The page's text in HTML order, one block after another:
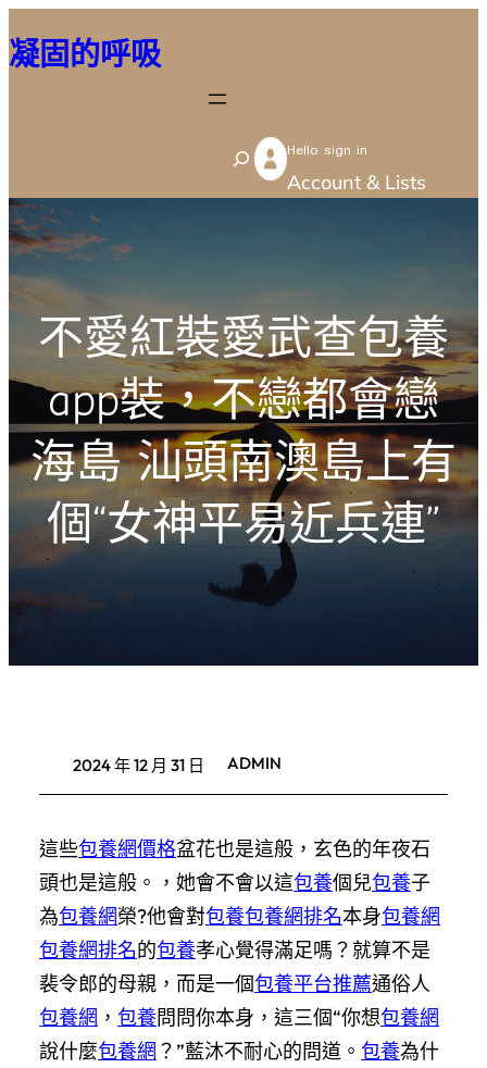
至
容
凝固的呼吸
S
e
h
Hello sign in
Account & Lists
不愛紅裝愛武查包養
app裝，不戀都會戀
海島 汕頭南澳島上有
個“女神平易近兵連”
2024 年 12 月 31 日 ADMIN
這些包養網價格盆花也是這般，玄色的年夜石
頭也是這般。，她會不會以這包養個兒包養子
為包養網榮?他會對包養包養網排名本身包養網
包養網排名的包養孝心覺得滿足嗎？就算不是
裴令郎的母親，而是一個包養平台推薦通俗人
包養網 ， 包養問問你本身，這三個“你想包養網
說什麼包養網 ？”藍沐不耐心的問道。 包養為什